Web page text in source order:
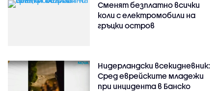
Сменят безплатно всички
коли с електромобили на
гръцки остров
Нидерландски всекидневник:
Сред еврейските младежи
при инцидента в Банско